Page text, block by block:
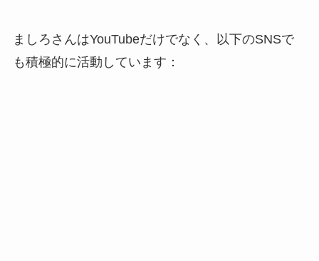
ましろさんはYouTubeだけでなく、以下のSNSで
も積極的に活動しています：